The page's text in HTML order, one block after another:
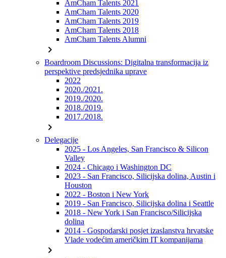
AmCham Talents 2021
AmCham Talents 2020
AmCham Talents 2019
AmCham Talents 2018
AmCham Talents Alumni
chevron_right
Boardroom Discussions: Digitalna transformacija iz
perspektive predsjednika uprave
2022
2020./2021.
2019./2020.
2018./2019.
2017./2018.
chevron_right
Delegacije
2025 - Los Angeles, San Francisco & Silicon
Valley
2024 - Chicago i Washington DC
2023 - San Francisco, Silicijska dolina, Austin i
Houston
2022 - Boston i New York
2019 - San Francisco, Silicijska dolina i Seattle
2018 - New York i San Francisco/Silicijska
dolina
2014 - Gospodarski posjet izaslanstva hrvatske
Vlade vodećim američkim IT kompanijama
chevron_right